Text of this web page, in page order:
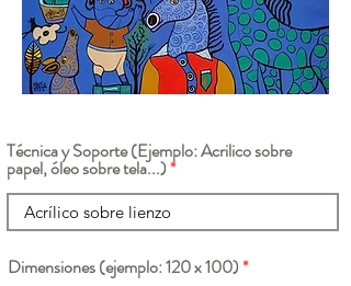
Técnica y Soporte (Ejemplo: Acrilico sobre
papel, óleo sobre tela...)
Dimensiones (ejemplo: 120 x 100)